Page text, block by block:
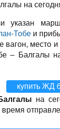
на
указан
Тобе и
вагон, место
– Балгалы
купить ЖД
на